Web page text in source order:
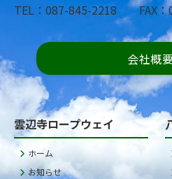
TEL：087-845-2218 FAX：
会社概
雲辺寺ロープウェイ
ホーム
お知らせ